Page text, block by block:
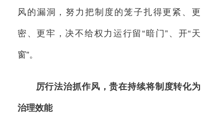
风的漏洞，努力把制度的笼子扎得更紧、更
密、更牢，决不给权力运行留“暗门”、开“天
窗”。
厉行法治抓作风，贵在持续将制度转化为
治理效能